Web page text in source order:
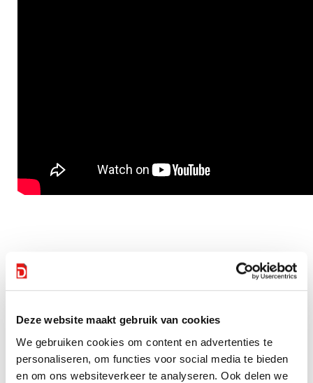
Deze website maakt gebruik van cookies
We gebruiken cookies om content en advertenties te
personaliseren, om functies voor social media te bieden
en om ons websiteverkeer te analyseren. Ook delen we
De online brand portal voor kleine en grote
organisaties